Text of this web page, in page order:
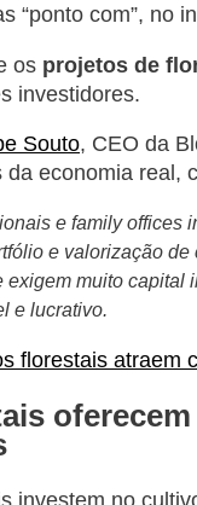
“ponto com”, no
os projetos de
investidores.
Souto, CEO da
economia real,
e family offices
e valorização
exigem muito capital
e lucrativo.
florestais atraem